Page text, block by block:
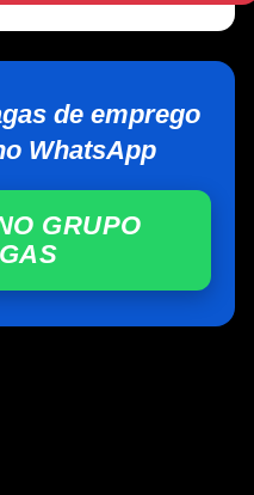
de emprego
WhatsApp
GRUPO